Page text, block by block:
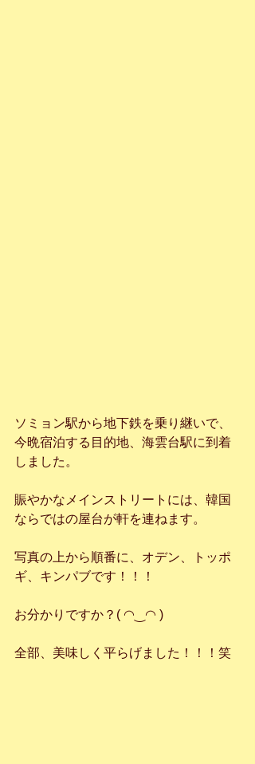
ソミョン駅から地下鉄を乗り継いで、
今晩宿泊する目的地、海雲台駅に到着
しました。
賑やかなメインストリートには、韓国
ならではの屋台が軒を連ねます。
写真の上から順番に、オデン、トッポ
ギ、キンパブです！！！
お分かりですか？( ◠‿◠ )
全部、美味しく平らげました！！！笑